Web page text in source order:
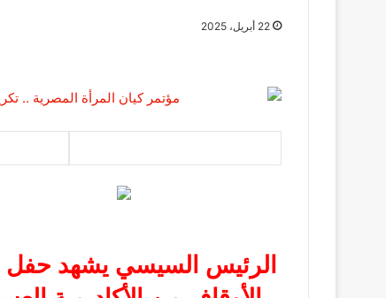
22 أبريل، 2025
الرئيس السيسي يشهد حفل